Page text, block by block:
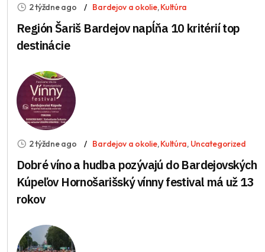
2 týždne ago Bardejov a okolie,Kultúra
Región Šariš Bardejov napĺňa 10 kritérií top
destinácie
2 týždne ago Bardejov a okolie,Kultúra, Uncategorized
Dobré víno a hudba pozývajú do Bardejovských
Kúpeľov Hornošarišský vínny festival má už 13
rokov